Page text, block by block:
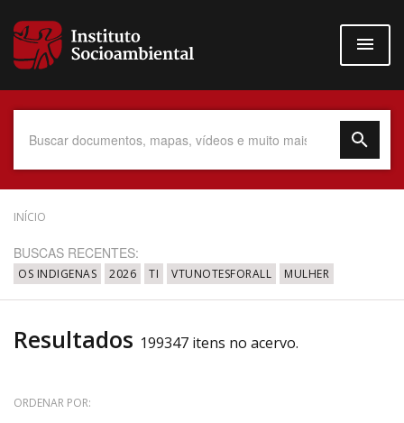
para
conteúdo
Data do Documento
Até
Povo Indígena
INÍCIO
BUSCAS RECENTES:
OS INDIGENAS 2026 TI VTUNOTESFORALL MULHER
Resultados 199347 itens no acervo.
ORDENAR POR: